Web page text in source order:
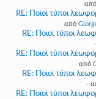
από
RE: Ποιοί τύποι
από
RE: Ποιοί τύποι
RE: Ποιοί τύποι
από
RE: Ποιοί τύποι
-
RE: Ποιοί τύποι